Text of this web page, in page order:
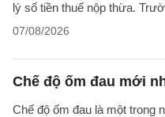
lý số tiền thuế nộp thừa.
07/08/2026
Chế độ ốm đau mới
Chế độ ốm đau là một trong